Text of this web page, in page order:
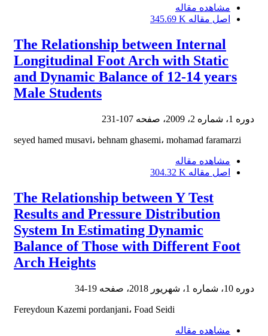
مشاهده مقاله
اصل مقاله 345.69 K
The Relationship between Internal
Longitudinal Foot Arch with Static
and Dynamic Balance of 12-14 years
Male Students
دوره 1، شماره 2، 2009، صفحه 107-231
seyed hamed musavi، behnam ghasemi، mohamad faramarzi
مشاهده مقاله
اصل مقاله 304.32 K
The Relationship between Y Test
Results and Pressure Distribution
System In Estimating Dynamic
Balance of Those with Different Foot
Arch Heights
دوره 10، شماره 1، شهریور 2018، صفحه 19-34
Fereydoun Kazemi pordanjani، Foad Seidi
مشاهده مقاله